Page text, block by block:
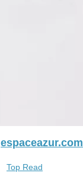
espaceazur.com
Top Read